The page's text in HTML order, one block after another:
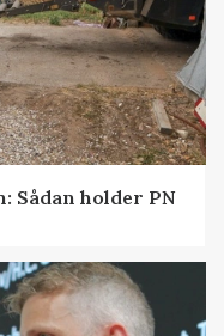
Sådan holder PN